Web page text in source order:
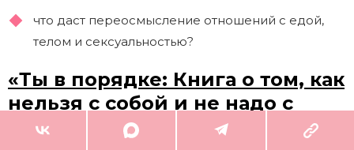
что даст переосмысление отношений с едой,
телом и сексуальностью?
«Ты в порядке: Книга о том, как
нельзя с собой и не надо с
другими», Алина Адлер